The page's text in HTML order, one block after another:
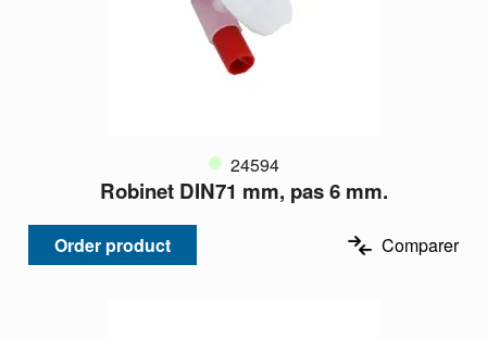
24594
Robinet DIN71 mm, pas 6 mm.
Order product Comparer